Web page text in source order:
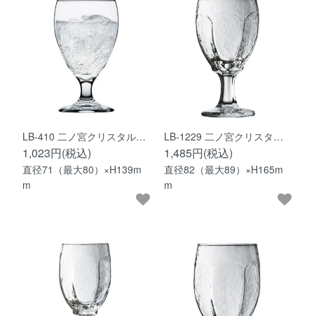
LB-410 二ノ宮クリスタル…
1,023円(税込)
直径71（最大80）×H139m
m
LB-1229 二ノ宮クリスタ…
1,485円(税込)
直径82（最大89）×H165m
m